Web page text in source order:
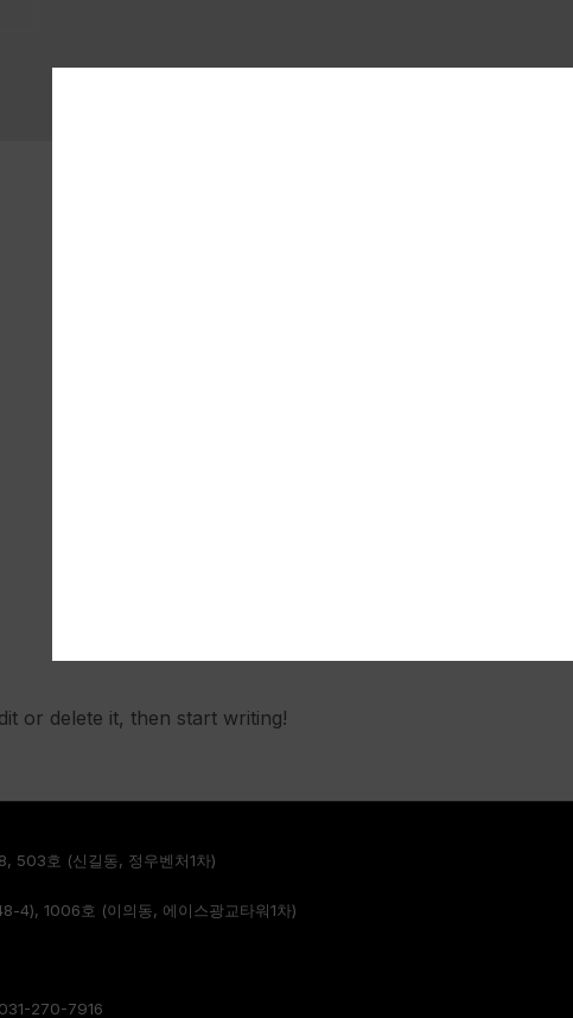
or delete it, then start writing!
503호 (신길동, 정우벤처1차)
4), 1006호 (이의동, 에이스광교타워1차)
270-7916